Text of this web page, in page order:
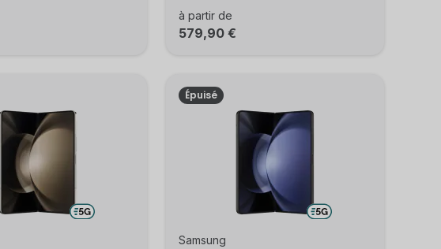
à partir de
579,90 €
Épuisé
Samsung